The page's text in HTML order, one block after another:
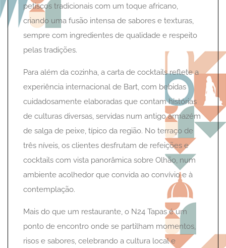
petiscos tradicionais com um toque africano,
criando uma fusão intensa de sabores e texturas,
sempre com ingredientes de qualidade e respeito
pelas tradições.
Para além da cozinha, a carta de cocktails reflete a
experiência internacional de Bart, com bebidas
cuidadosamente elaboradas que contam histórias
de culturas diversas, servidas num antigo armazém
de salga de peixe, típico da região. No terraço de
três níveis, os clientes desfrutam de refeições e
cocktails com vista panorâmica sobre Olhão, num
ambiente acolhedor que convida ao convívio e à
contemplação.
Mais do que um restaurante, o N24 Tapas é um
ponto de encontro onde se partilham momentos,
risos e sabores, celebrando a cultura local e